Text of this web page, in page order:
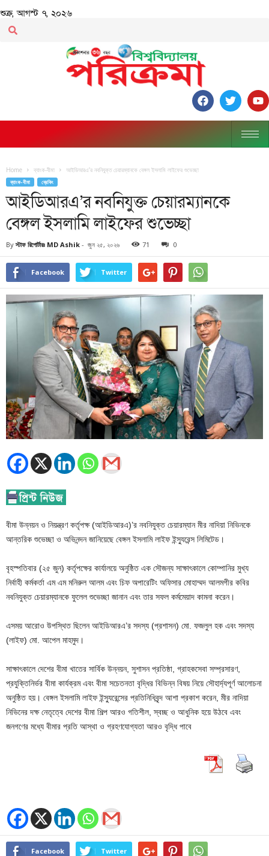
শুক্র, আগস্ট ৭, ২০২৬
Home ব্যাংক-বীমা আইডিআরএ’র নবনিযুক্ত চেয়ারম্যানকে বেঙ্গল ইসলামি লাইফের শুভেচ্ছা
ব্যাংক-বীমা ব্রেকিং
আইডিআরএ’র নবনিযুক্ত চেয়ারম্যানকে
বেঙ্গল ইসলামি লাইফের শুভেচ্ছা
By স্টাফ রিপোর্টারঃ MD Ashik - জুন ২৫, ২০২৬ 71 0
Facebook Twitter
বীমা উন্নয়ন ও নিয়ন্ত্রণ কর্তৃপক্ষ (আইডিআরএ)’র নবনিযুক্ত চেয়ারম্যান মীর নাদিয়া নিভিনকে
আন্তরিক শুভেচ্ছা ও অভিনন্দন জানিয়েছে বেঙ্গল ইসলামি লাইফ ইন্স্যুরেন্স লিমিটেড।
বৃহস্পতিবার (২৫ জুন) কর্তৃপক্ষের কার্যালয়ে অনুষ্ঠিত এক সৌজন্য সাক্ষাৎকালে কোম্পানির মুখ্য
নির্বাহী কর্মকর্তা এম এম মনিরুল আলম এবং চিফ অপারেটিং অফিসার মোহাম্মদ আলমগীর কবির
নবনিযুক্ত চেয়ারম্যানকে ফুলেল শুভেচ্ছা জানান এবং তার সফল কর্মমেয়াদ কামনা করেন।
এসময় আরোও উপস্থিত ছিলেন আইডিআরএ’র সদস্য (প্রশাসন) মো. ফজলুল হক এবং সদস্য
(লাইফ) মো. আপেল মাহমুদ।
সাক্ষাৎকালে দেশের বীমা খাতের সার্বিক উন্নয়ন, সুশাসন প্রতিষ্ঠা, গ্রাহকসেবা সম্প্রসারণ,
প্রযুক্তিনির্ভর বীমা কার্যক্রম এবং বীমা সচেতনতা বৃদ্ধির বিভিন্ন বিষয় নিয়ে সৌহার্দ্যপূর্ণ আলোচনা
অনুষ্ঠিত হয়। বেঙ্গল ইসলামি লাইফ ইন্স্যুরেন্সের প্রতিনিধিবৃন্দ আশা প্রকাশ করেন, মীর নাদিয়া
নিভিনের দক্ষ নেতৃত্বে দেশের বীমা শিল্প আরও গতিশীল, স্বচ্ছ ও আধুনিক হয়ে উঠবে এবং
জনগণের মধ্যে বীমার প্রতি আস্থা ও গ্রহণযোগ্যতা আরও বৃদ্ধি পাবে
Facebook Twitter